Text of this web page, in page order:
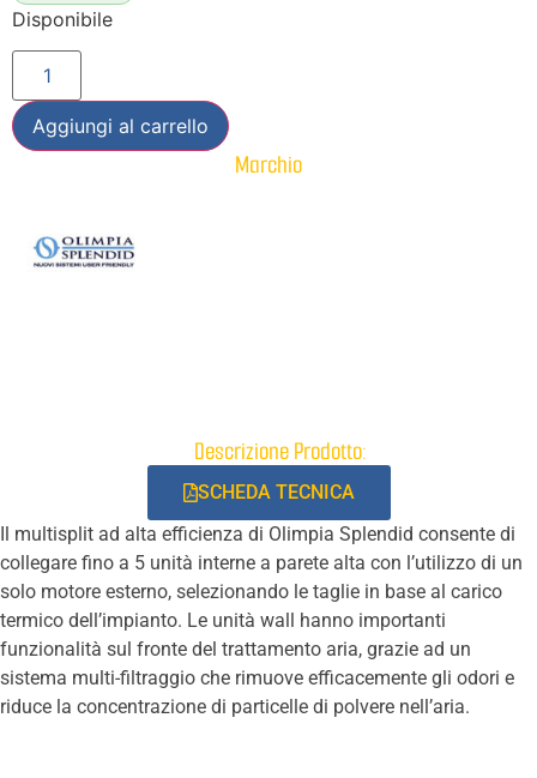
Disponibile
Aggiungi al carrello
Marchio
Descrizione Prodotto:
SCHEDA TECNICA
Il multisplit ad alta efficienza di Olimpia Splendid consente di
collegare fino a 5 unità interne a parete alta con l’utilizzo di un
solo motore esterno, selezionando le taglie in base al carico
termico dell’impianto. Le unità wall hanno importanti
funzionalità sul fronte del trattamento aria, grazie ad un
sistema multi-filtraggio che rimuove efficacemente gli odori e
riduce la concentrazione di particelle di polvere nell’aria.